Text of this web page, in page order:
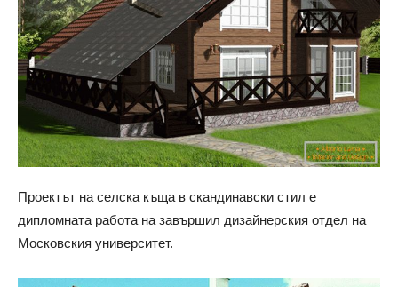
Проектът на селска къща в скандинавски стил е
дипломната работа на завършил дизайнерския отдел на
Московския университет.